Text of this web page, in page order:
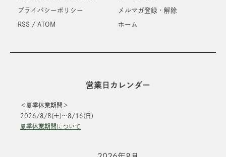
プライバシーポリシー
RSS / ATOM
メルマガ登録・解除
ホーム
営業日カレンダー
＜夏季休業期間＞
2026/8/8(土)～8/16(日)
夏季休業期間について